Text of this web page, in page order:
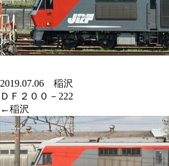
2019.07.06 稲沢
ＤＦ２００－222
←稲沢